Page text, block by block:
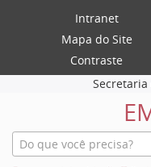
Intranet
Mapa do Site
Contraste
Secretaria